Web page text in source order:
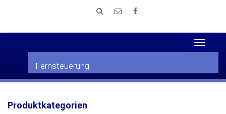
Toggle
Fernsteuerung
Produktkategorien